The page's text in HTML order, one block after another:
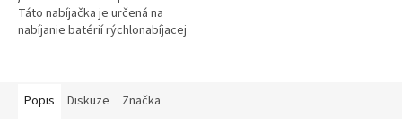
Táto nabíjačka je určená na
nabíjanie batérií rýchlonabíjacej
Popis Diskuze Značka